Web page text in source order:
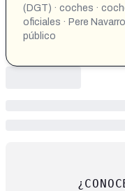
(DGT) · coches ·
oficiales · Pere
público